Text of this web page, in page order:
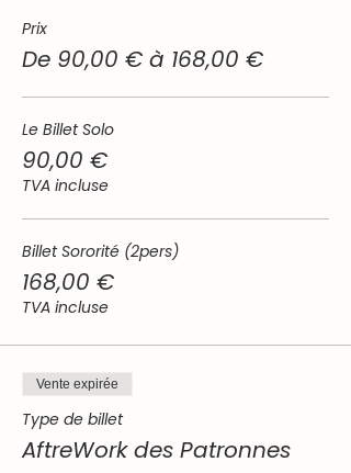
Prix
De 90,00 € à 168,00 €
Le Billet Solo
90,00 €
TVA incluse
Billet Sororité (2pers)
168,00 €
TVA incluse
Vente expirée
Type de billet
AftreWork des Patronnes